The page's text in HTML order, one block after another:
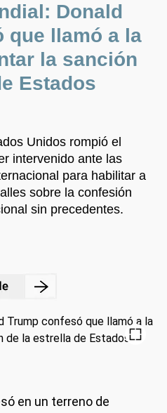
Donald
que llamó a la
la sanción
Estados
Unidos rompió el
intervenido ante las
para habilitar a
sobre la confesión
sin precedentes.
en un terreno de